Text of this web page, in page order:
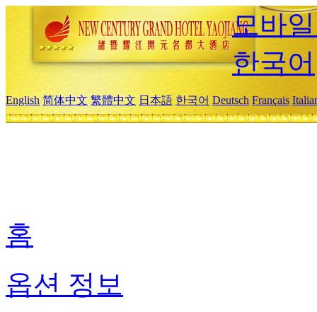
모바
한국어
English 简体中文 繁體中文 日本語 한국어 Deutsch Français
홈
옵션 정보